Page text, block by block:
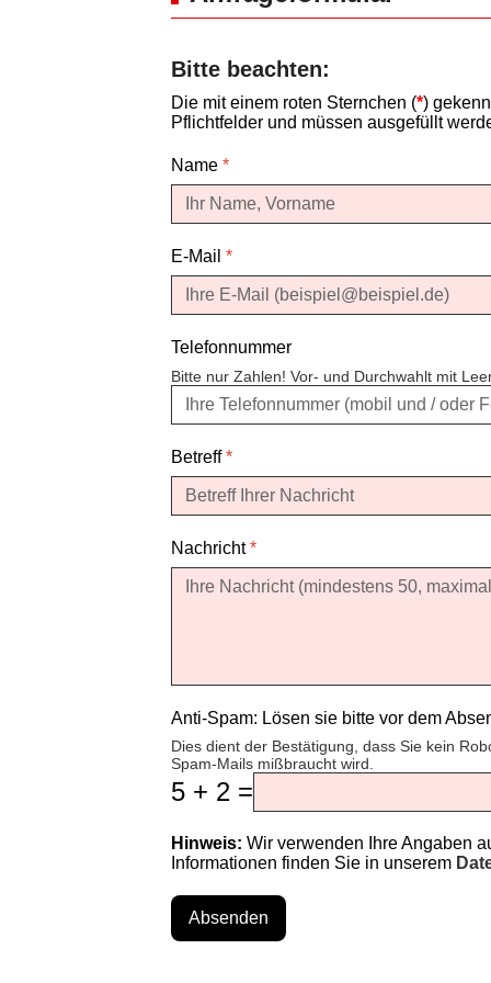
Bitte beachten:
Die mit einem roten Sternchen (*)
Pflichtfelder und müssen ausgefüllt
Name *
E-Mail *
Telefonnummer
Bitte nur Zahlen! Vor- und Durchwahlt mit
Betreff*
Nachricht*
Anti-Spam: Lösen sie bitte vor dem
Dies dient der Bestätigung, dass Sie kein
Spam-Mails mißbraucht wird.
5 + 2 =
Hinweis: Wir verwenden Ihre Angaben
Informationen finden Sie in unserem
Absenden